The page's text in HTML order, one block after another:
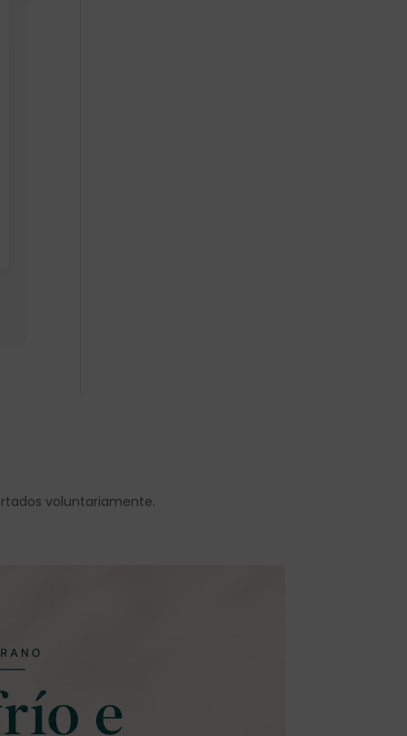
voluntariamente.